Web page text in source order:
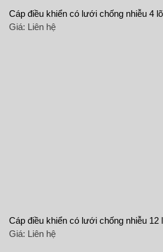
Cáp điều khiển có lưới chống nhiễu 4
Giá: Liên hệ
Cáp điều khiển có lưới chống nhiễu 12
Giá: Liên hệ